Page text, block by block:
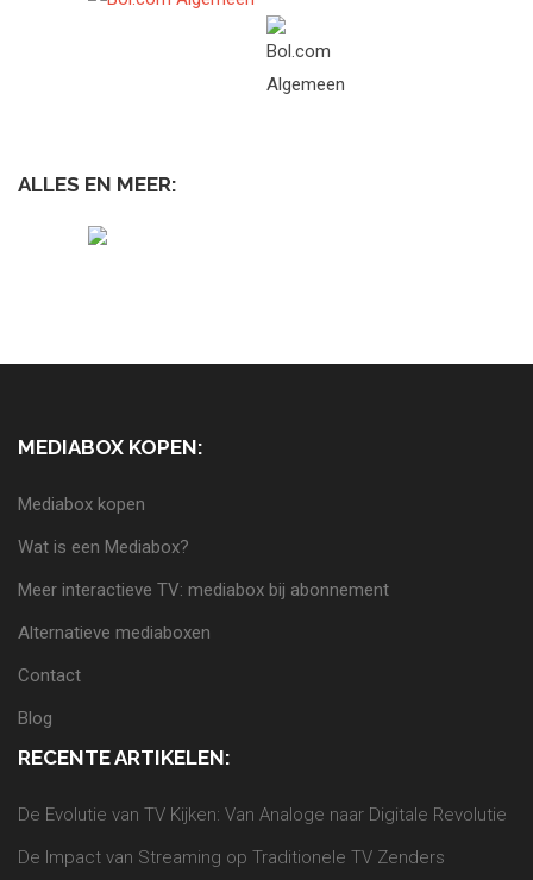
ALLES EN MEER:
MEDIABOX KOPEN:
Mediabox kopen
Wat is een Mediabox?
Meer interactieve TV: mediabox bij abonnement
Alternatieve mediaboxen
Contact
Blog
RECENTE ARTIKELEN:
De Evolutie van TV Kijken: Van Analoge naar Digitale Revolutie
De Impact van Streaming op Traditionele TV Zenders